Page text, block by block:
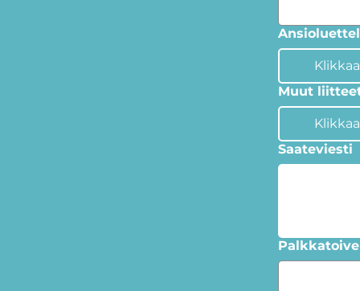
Klikkaa
Muut
Klikkaa
Saateviesti
Palkkatoive